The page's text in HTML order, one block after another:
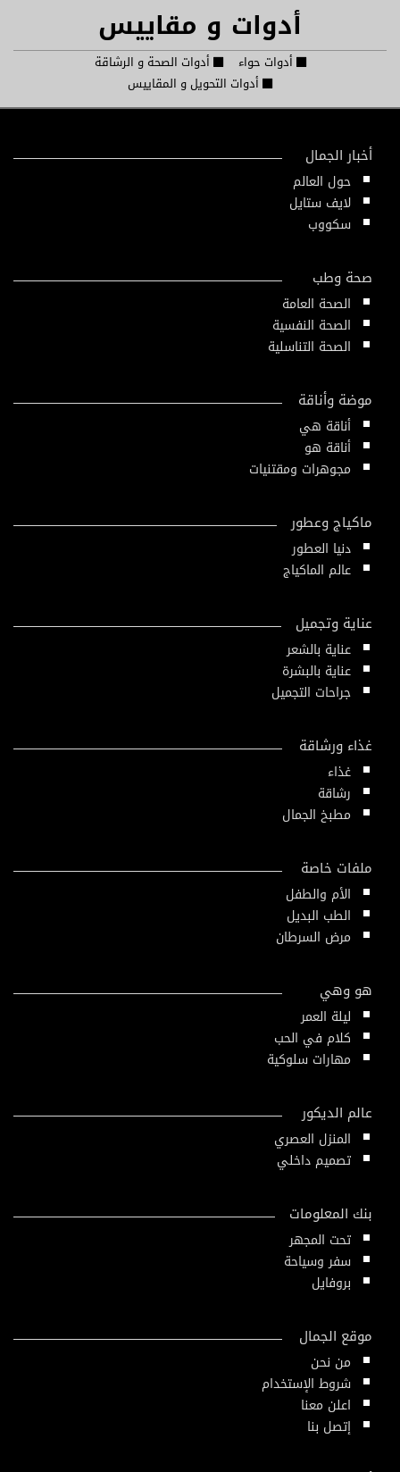
أدوات و مقاييس
أدوات حواء
أدوات الصحة و الرشاقة
أدوات التحويل و المقاييس
أخبار الجمال
حول العالم
لايف ستايل
سكووب
صحة وطب
الصحة العامة
الصحة النفسية
الصحة التناسلية
موضة وأناقة
أناقة هي
أناقة هو
مجوهرات ومقتنيات
ماكياج وعطور
دنيا العطور
عالم الماكياج
عناية وتجميل
عناية بالشعر
عناية بالبشرة
جراحات التجميل
غذاء ورشاقة
غذاء
رشاقة
مطبخ الجمال
ملفات خاصة
الأم والطفل
الطب البديل
مرض السرطان
هو وهي
ليلة العمر
كلام في الحب
مهارات سلوكية
عالم الديكور
المنزل العصري
تصميم داخلي
بنك المعلومات
تحت المجهر
سفر وسياحة
بروفايل
موقع الجمال
من نحن
شروط الإستخدام
اعلن معنا
إتصل بنا